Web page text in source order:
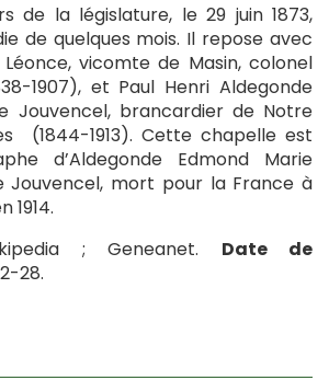
de la législature, le 29 juin 1873,
de quelques mois. Il repose avec
vicomte de Masin, colonel
1907), et Paul Henri Aldegonde
Jouvencel, brancardier de Notre
(1844-1913). Cette chapelle est
d’Aldegonde Edmond Marie
Jouvencel, mort pour la France à
1914.
; Geneanet. Date de
28.